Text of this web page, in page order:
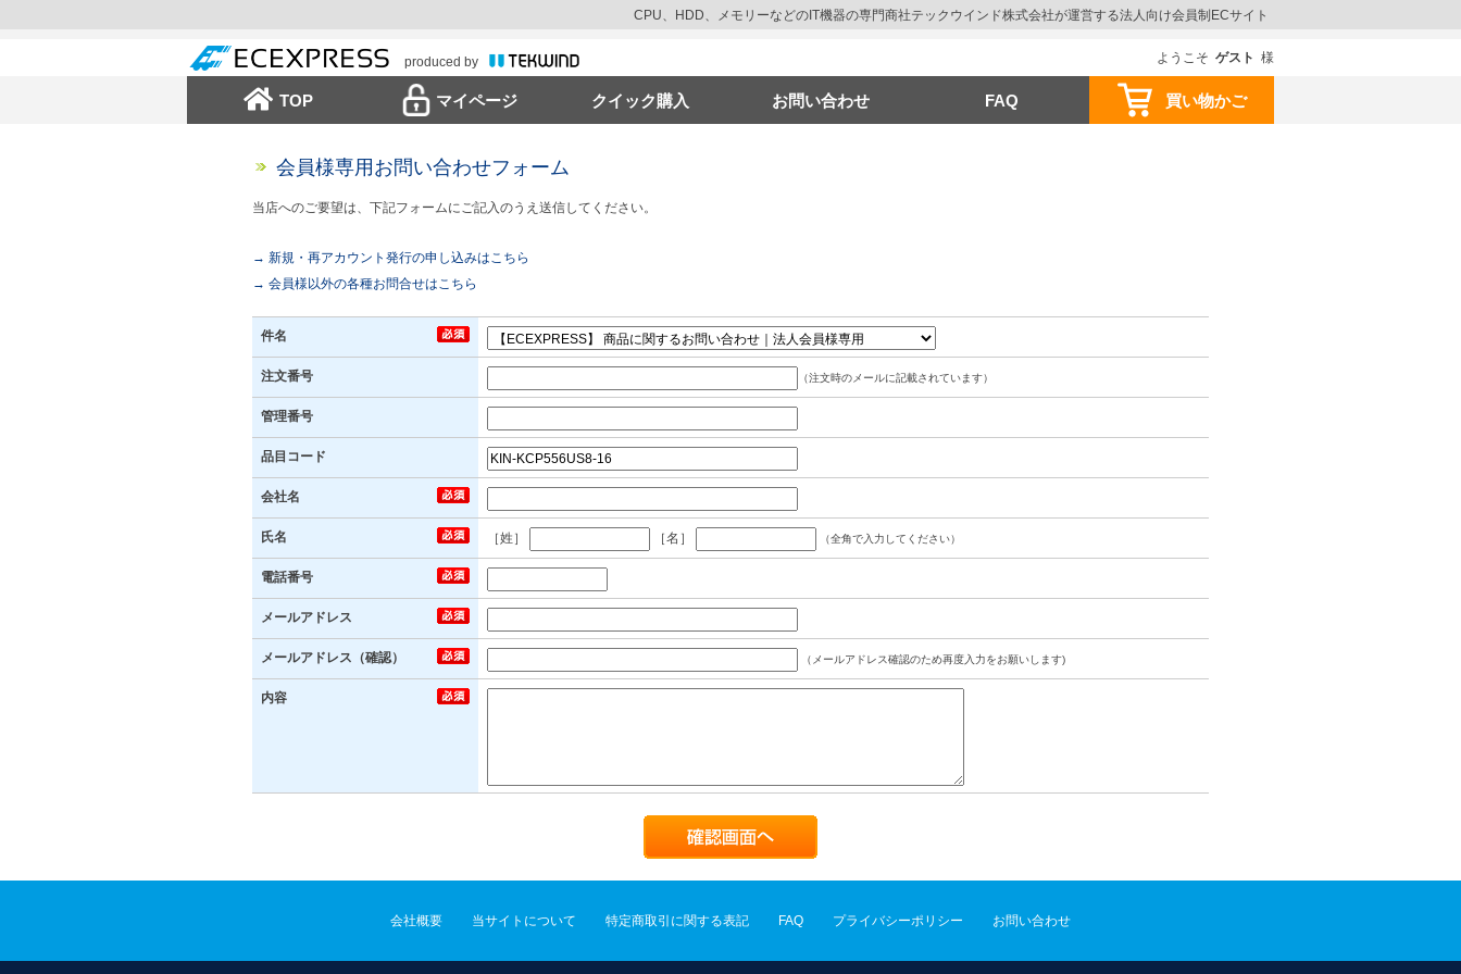
produced by ようこそ ゲスト 様
CPU、HDD、メモリーなどのIT機器の専門商社テックウインド株式会社が運営する法人向け会員制ECサイト
TOP マイページ クイック購入 お問い合わせ FAQ 買い物かご
会員様専用お問い合わせフォーム
当店へのご要望は、下記フォームにご記入のうえ送信してください。
→ 新規・再アカウント発行の申し込みはこちら
→ 会員様以外の各種お問合せはこちら
件名
注文番号 （注文時のメールに記載されています）
管理番号
品目コード
会社名
氏名 ［姓］ ［名］ （全角で入力してください）
電話番号
メールアドレス
メールアドレス（確認） （メールアドレス確認のため再度入力をお願いします)
内容
会社概要 当サイトについて 特定商取引に関する表記 FAQ プライバシーポリシー お問い合わせ